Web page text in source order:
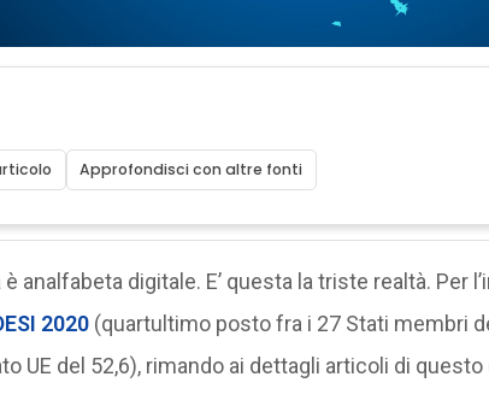
Approfondisci con altre fonti
è analfabeta digitale. E’ questa la triste realtà. Per
2020(quartultimo posto fra i 27 Stati membri
UE del 52,6), rimando ai dettagli articoli di questo